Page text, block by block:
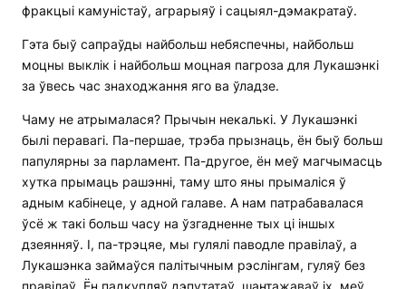
фракцыі камуністаў, аграрыяў і сацыял-дэмакратаў.
Гэта быў сапраўды найбольш небяспечны, найбольш
моцны выклік і найбольш моцная пагроза для Лукашэнкі
за ўвесь час знаходжання яго ва ўладзе.
Чаму не атрымалася? Прычын некалькі. У Лукашэнкі
былі перавагі. Па-першае, трэба прызнаць, ён быў больш
папулярны за парламент. Па-другое, ён меў магчымасць
хутка прымаць рашэнні, таму што яны прымаліся ў
адным кабінеце, у адной галаве. А нам патрабавалася
ўсё ж такі больш часу на ўзгадненне тых ці іншых
дзеянняў. І, па-трэцяе, мы гулялі паводле правілаў, а
Лукашэнка займаўся палітычным рэслінгам, гуляў без